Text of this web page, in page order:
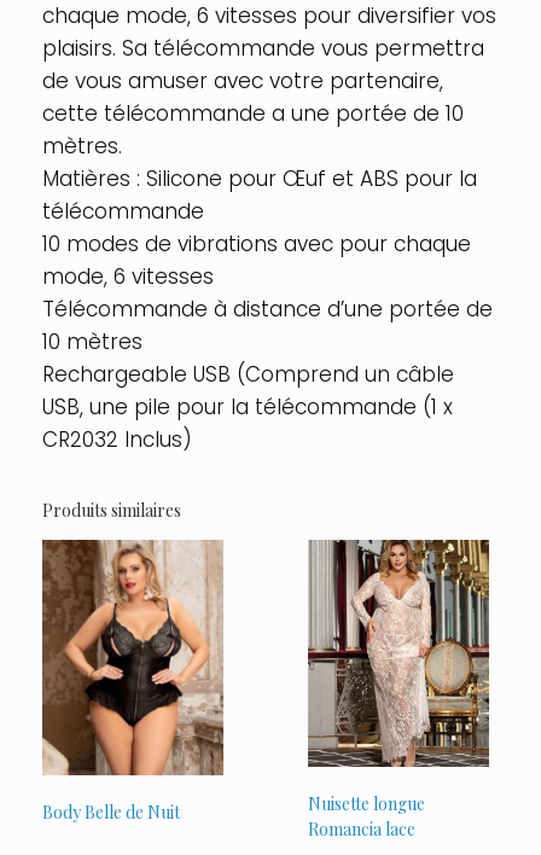
chaque mode, 6 vitesses pour diversifier vos
plaisirs. Sa télécommande vous permettra
de vous amuser avec votre partenaire,
cette télécommande a une portée de 10
mètres.
Matières : Silicone pour Œuf et ABS pour la
télécommande
10 modes de vibrations avec pour chaque
mode, 6 vitesses
Télécommande à distance d’une portée de
10 mètres
Rechargeable USB (Comprend un câble
USB, une pile pour la télécommande (1 x
CR2032 Inclus)
Produits similaires
Body Belle de Nuit
Nuisette longue
Romancia lace